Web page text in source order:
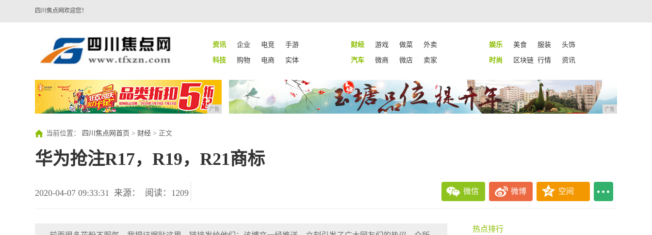
四川焦点网欢迎您！
资讯 企业 电竞 手游 财经 游戏 做菜 外卖 娱乐 美食 服装
头饰
科技
购物 电商 实体 汽车 微商 微店 卖家 时尚 区块链 行情 资讯
广告 广告
当前位置： 四川焦点网首页 > 财经 > 正文
华为抢注R17，R19，R21商标
2020-04-07 09:33:31 来源： 阅读：1209 微信 微博 空间
热点排行